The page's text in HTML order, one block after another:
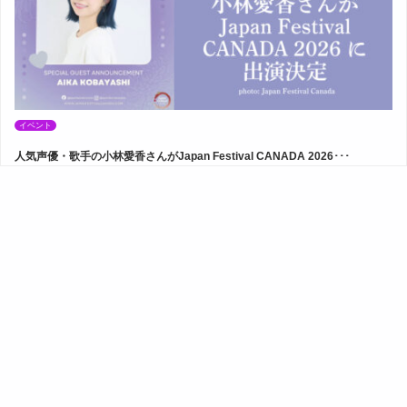
イベント
人気声優・歌手の小林愛香さんがJapan Festival CANADA 2026･･･